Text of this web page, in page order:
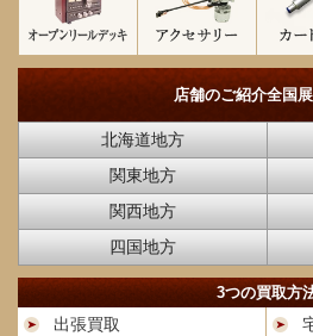
店舗のご紹介全国
北海道地方
関東地方
関西地方
四国地方
3つの買取方
出張買取